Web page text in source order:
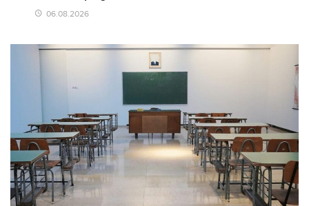
06.08.2026